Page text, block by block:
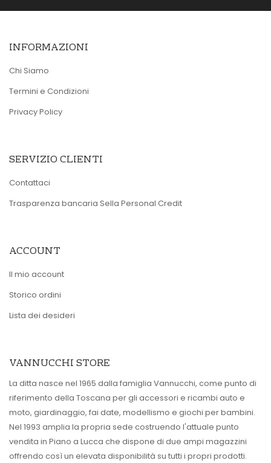
INFORMAZIONI
Chi Siamo
Termini e Condizioni
Privacy Policy
SERVIZIO CLIENTI
Contattaci
Trasparenza bancaria Sella Personal Credit
ACCOUNT
Il mio account
Storico ordini
Lista dei desideri
VANNUCCHI STORE
La ditta nasce nel 1965 dalla famiglia Vannucchi, come punto di
riferimento della Toscana per gli accessori e ricambi auto e
moto, giardinaggio, fai date, modellismo e giochi per bambini.
Nel 1993 amplia la propria sede costruendo l'attuale punto
vendita in Piano a Lucca che dispone di due ampi magazzini
offrendo così un elevata disponibilità su tutti i propri prodotti.